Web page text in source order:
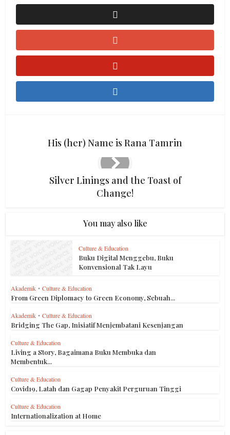
His (her) Name is Rana Tamrin
Silver Linings and the Toast of
Change!
You may also like
Culture & Education
Buku Digital Menggebu, Buku
Konvensional Tak Layu
Akademik • Culture & Education
From Green Diplomacy to Green Economy, Sebuah...
Akademik • Culture & Education
Bridging The Gap, Inisiatif Menjembatani Kesenjangan
Culture & Education
Living a Story, Bagaimana Buku Membuka dan
Membentuk...
Culture & Education
Covid19, Latah dan Gagap Penyakit Perguruan Tinggi
Culture & Education
Internationalization at Home